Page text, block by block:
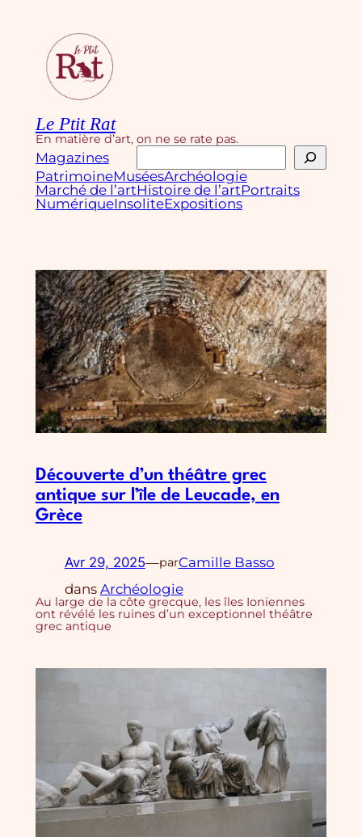
contenu
Le Ptit Rat
En matière d’art, on ne se rate pas.
Magazines
Rechercher
PatrimoineMuséesArchéologie
Marché de l’artHistoire de l’artPortraits
NumériqueInsoliteExpositions
Découverte d’un théâtre grec
antique sur l’île de Leucade, en
Grèce
Avr 29, 2025—parCamille Basso
dans Archéologie
Au large de la côte grecque, les îles Ioniennes
ont révélé les ruines d’un exceptionnel théâtre
grec antique